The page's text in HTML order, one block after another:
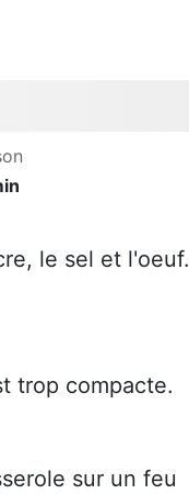
le sel et l'oeuf.
trop compacte.
sur un feu